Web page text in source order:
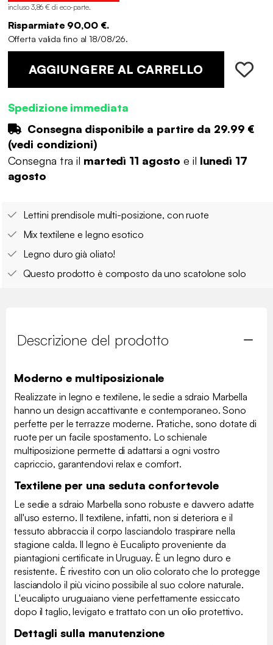
incluso 3,86 € di eco-parte.
Risparmiate 90,00 €.
Offerta valida fino al 18/08/26.
AGGIUNGERE AL CARRELLO
Spedizione immediata
Consegna disponibile a partire da 29.99 €
(vedi condizioni)
Consegna tra il martedì 11 agosto e il lunedì 17
agosto
Lettini prendisole multi-posizione, con ruote
Mix textilene e legno esotico
Legno duro già oliato!
Questo prodotto è composto da uno scatolone solo
Descrizione del prodotto
Moderno e multiposizionale
Realizzate in legno e textilene, le sedie a sdraio Marbella
hanno un design accattivante e contemporaneo. Sono
perfette per le terrazze moderne. Pratiche, sono dotate di
ruote per un facile spostamento. Lo schienale
multiposizione permette di adattarsi a ogni vostro
capriccio, garantendovi relax e comfort.
Textilene per una seduta confortevole
Le sedie a sdraio Marbella sono robuste e davvero adatte
all'uso esterno. Il textilene, infatti, non si deteriora e il
tessuto abbraccia il corpo lasciandolo traspirare nella
stagione calda. Il legno è Eucalipto proveniente da
piantagioni certificate in Uruguay. È un legno duro e
resistente. È rivestito con un olio colorato che lo protegge
lasciandolo il più vicino possibile al suo colore naturale.
L'eucalipto uruguaiano viene perfettamente essiccato
dopo il taglio, levigato e trattato con un olio protettivo.
Dettagli sulla manutenzione